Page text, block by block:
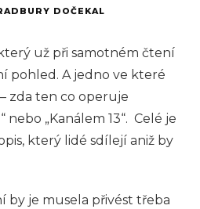
DOČEKAL
už při samotném čtení
pohled. A jedno ve které
zda ten co operuje
„Kanálem 13“. Celé je
který lidé sdílejí aniž by
by je musela přivést třeba